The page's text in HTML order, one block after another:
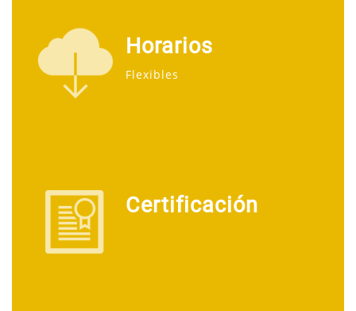
Horarios
Flexibles
Certificación